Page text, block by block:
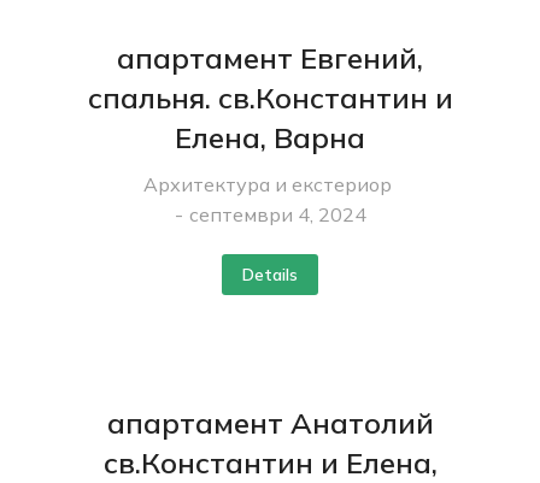
апартамент Евгений,
спальня. св.Константин и
Елена, Варна
Архитектура и екстериор
септември 4, 2024
Details
апартамент Анатолий
св.Константин и Елена,